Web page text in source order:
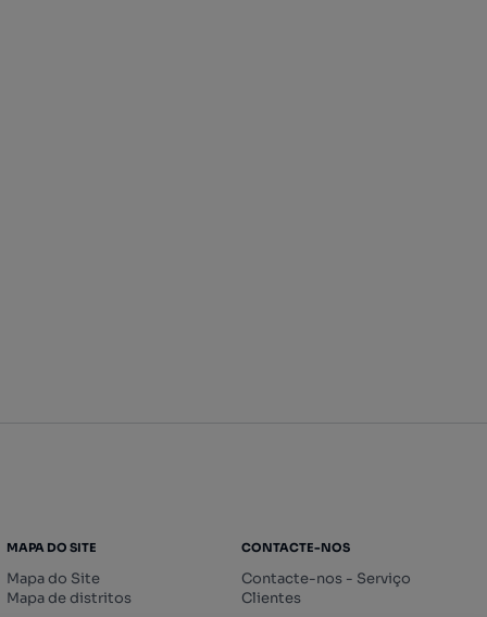
MAPA DO SITE
Mapa do Site
Mapa de distritos
CONTACTE-NOS
Contacte-nos - Serviço
Clientes